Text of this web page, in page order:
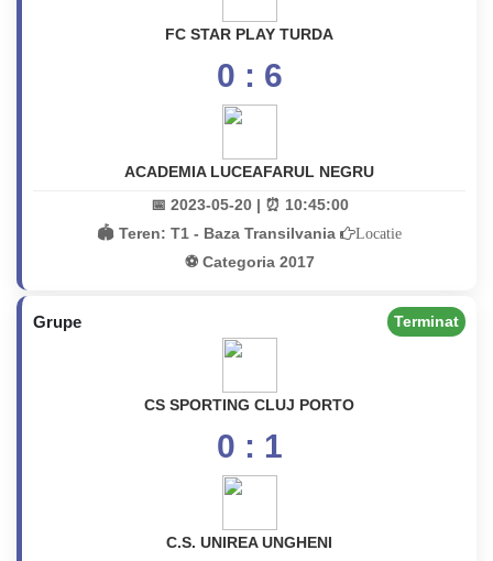
FC STAR PLAY TURDA
0 : 6
ACADEMIA LUCEAFARUL NEGRU
📅 2023-05-20 | ⏰ 10:45:00
🏟️ Teren: T1 - Baza Transilvania Locatie
⚽ Categoria 2017
Grupe Terminat
CS SPORTING CLUJ PORTO
0 : 1
C.S. UNIREA UNGHENI